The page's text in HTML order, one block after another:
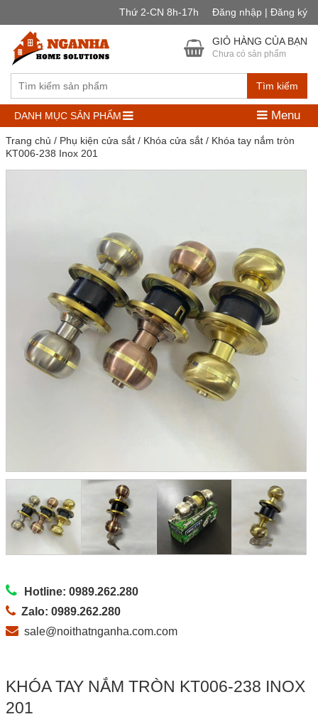
Thứ 2-CN 8h-17h Đăng nhập | Đăng ký
Tìm kiếm
GIỎ HÀNG CỦA BẠN
Chưa có sản phẩm
DANH MỤC SẢN PHẨM Menu
Trang chủ / Phụ kiện cửa sắt/ Khóa cửa sắt/ Khóa tay nắm tròn
KT006-238 Inox 201
Hotline: 0989.262.280
Zalo: 0989.262.280
sale@noithatnganha.com.com
KHÓA TAY NẮM TRÒN KT006-238 INOX
201